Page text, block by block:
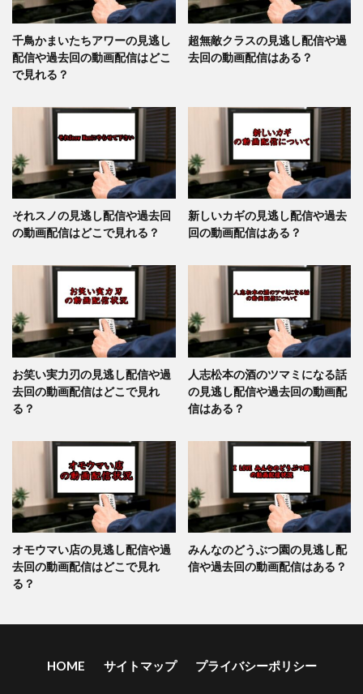
千鳥かまいたちアワーの見逃し
配信や過去回の動画配信はどこ
で見れる？
超無敵クラスの見逃し配信や過
去回の動画配信はある？
それスノの見逃し配信や過去回
の動画配信はどこで見れる？
新しいカギの見逃し配信や過去
回の動画配信はある？
お笑い実力刃の見逃し配信や過
去回の動画配信はどこで見れ
る？
人志松本の酒のツマミになる話
の見逃し配信や過去回の動画配
信はある？
オモウマい店の見逃し配信や過
去回の動画配信はどこで見れ
る？
みんなのどうぶつ園の見逃し配
信や過去回の動画配信はある？
HOME サイトマップ プライバシーポリシー